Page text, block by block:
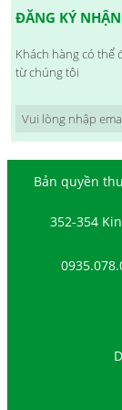
ĐĂNG KÝ
Khách hàng có thể
từ chúng tôi
Bản quyền
352-354